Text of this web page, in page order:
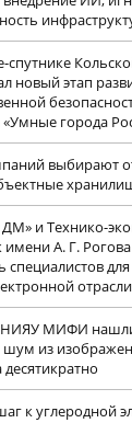
спутнике
новый этап
«Умные города
выбирают
ДМ» и Технико-
имени А. Г.
специалистов для
отрасли
МИФИ
шум из
к углеродной